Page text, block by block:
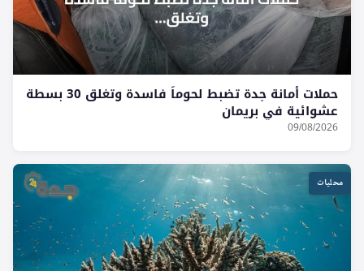
حملات أمانة جدة تضبط لحوماً فاسدة وتغلق 30 بسطة
عشوائية في بريمان
09/08/2026
محليات